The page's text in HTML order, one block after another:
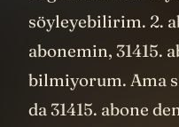
söyleyebilirim. 2.
abonemin, 31415.
bilmiyorum. Ama
da 31415. abone